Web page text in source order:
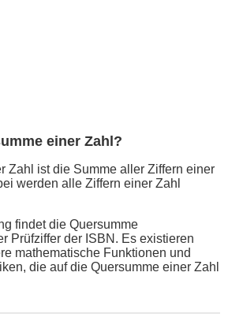
einer Zahl?
Zahl ist die Summe aller Ziffern einer
werden alle Ziffern einer Zahl
findet die Quersumme
Prüfziffer der ISBN. Es existieren
mathematische Funktionen und
die auf die Quersumme einer Zahl